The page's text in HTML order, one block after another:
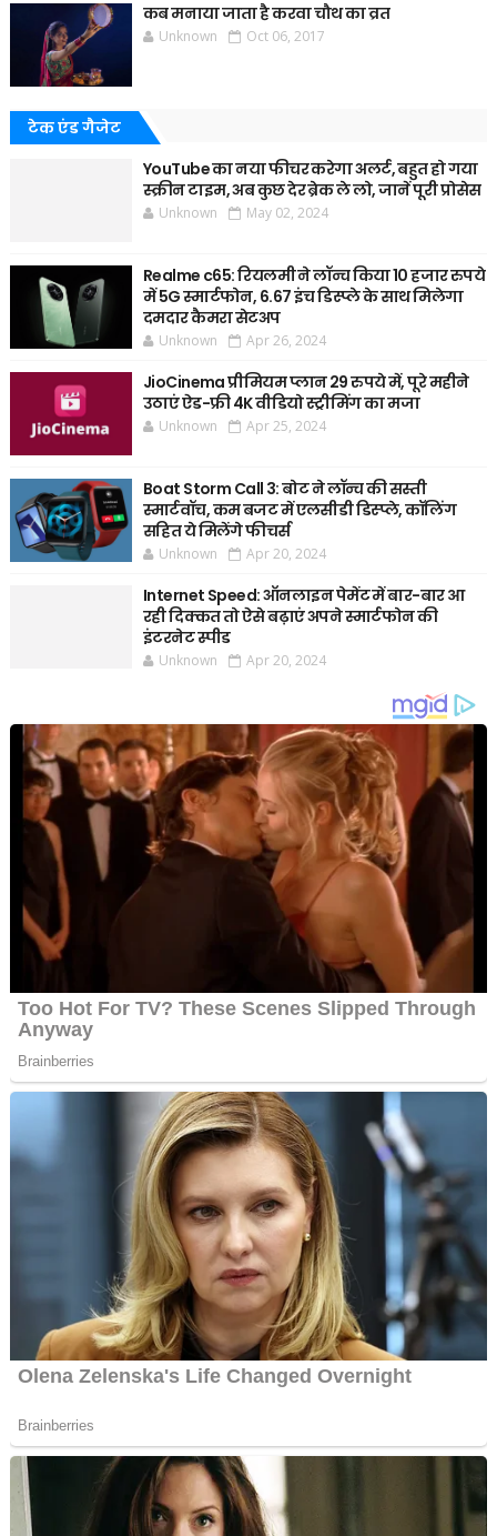
कब मनाया जाता है करवा चौथ का व्रत
Unknown Oct 06, 2017
टेक एंड गैजेट
YouTube का नया फीचर करेगा अलर्ट, बहुत हो गया
स्क्रीन टाइम, अब कुछ देर ब्रेक ले लो, जानें पूरी प्रोसेस
Unknown May 02, 2024
Realme c65: रियलमी ने लॉन्च किया 10 हजार रुपये
में 5G स्मार्टफोन, 6.67 इंच डिस्प्ले के साथ मिलेगा
दमदार कैमरा सेटअप
Unknown Apr 26, 2024
JioCinema प्रीमियम प्लान 29 रुपये में, पूरे महीने
उठाएं ऐड-फ्री 4K वीडियो स्ट्रीमिंग का मजा
Unknown Apr 25, 2024
Boat Storm Call 3: बोट ने लॉन्च की सस्ती
स्मार्टवॉच, कम बजट में एलसीडी डिस्प्ले, कॉलिंग
सहित ये मिलेंगे फीचर्स
Unknown Apr 20, 2024
Internet Speed: ऑनलाइन पेमेंट में बार-बार आ
रही दिक्कत तो ऐसे बढ़ाएं अपने स्मार्टफोन की
इंटरनेट स्पीड
Unknown Apr 20, 2024